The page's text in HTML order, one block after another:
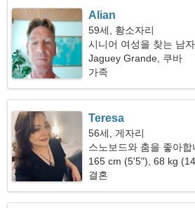
Alian
59세, 황소자리
시니어 여성을 찾는 남자
Jaguey Grande, 쿠바
가족
Teresa
56세, 게자리
스노보드와 춤을 좋아합
165 cm (5'5"), 68 kg
결혼